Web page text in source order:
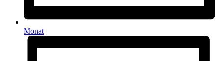
Monat